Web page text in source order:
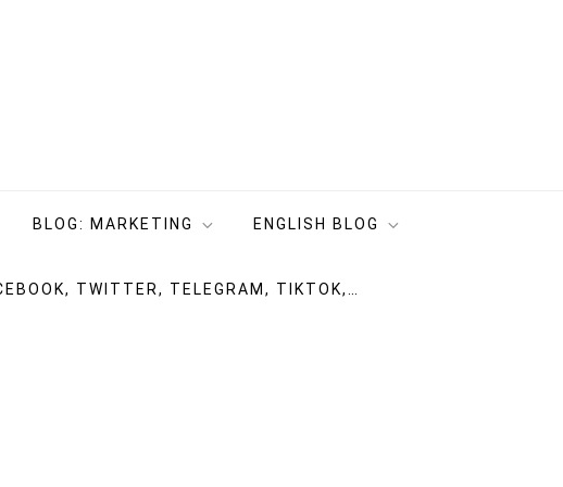
BLOG: MARKETING ENGLISH BLOG
TWITTER, TELEGRAM, TIKTOK,…